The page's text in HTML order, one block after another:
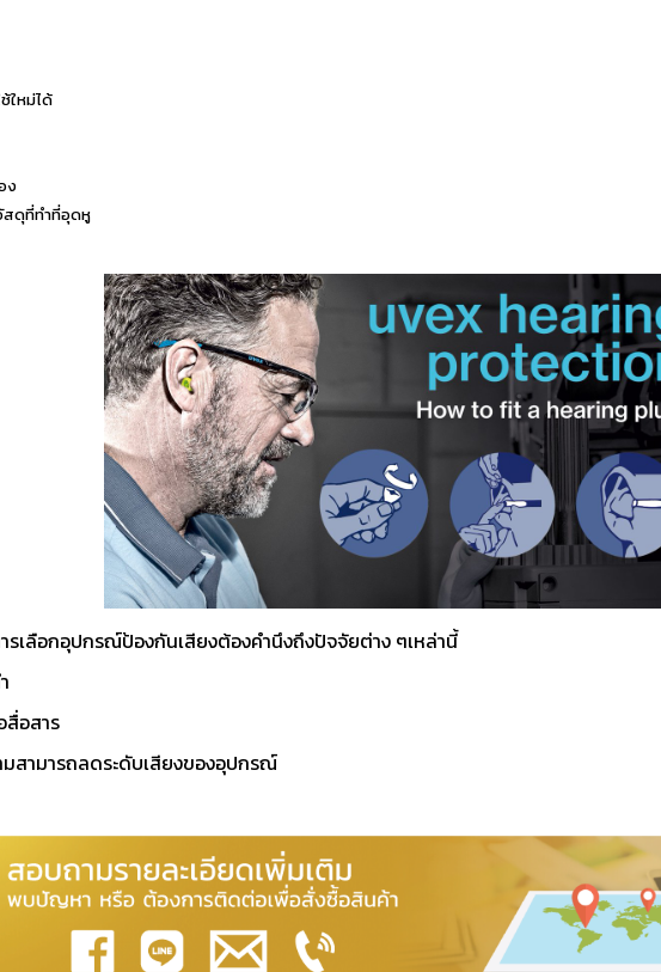
ใหม่ได้
ง
ดุที่ทำที่อุดหู
รเลือกอุปกรณ์ป้องกันเสียงต้องคำนึงถึงปัจจัยต่าง ๆเหล่านี้
กระทำ
าหรือสื่อสาร
มสามารถลดระดับเสียงของอุปกรณ์